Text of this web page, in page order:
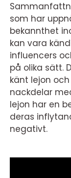
som har
bekannthet
kan vara
influencers
på olika sätt.
känt lejon
nackdelar
lejon har en
deras
negativt.